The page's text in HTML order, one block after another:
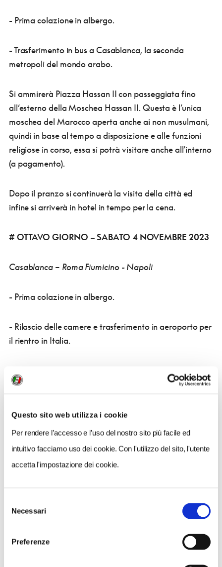
Questo sito web utilizza i cookie
Per rendere l’accesso e l’uso del nostro sito più facile ed
intuitivo facciamo uso dei cookie. Con l'utilizzo del sito, l'utente
accetta l'impostazione dei cookie.
delNecessari
Preferenze
- Prima colazione in albergo.
- Trasferimento in bus a Casablanca, la seconda
metropoli del mondo arabo.
Si ammirerà Piazza Hassan II con passeggiata fino
all’esterno della Moschea Hassan II. Questa è l’unica
moschea del Marocco aperta anche ai non musulmani,
quindi in base al tempo a disposizione e alle funzioni
religiose in corso, essa si potrà visitare anche all’interno
(a pagamento).
Dopo il pranzo si continuerà la visita della città ed
infine si arriverà in hotel in tempo per la cena.
# OTTAVO GIORNO – SABATO 4 NOVEMBRE 2023
Casablanca – Roma Fiumicino - Napoli
- Prima colazione in albergo.
- Rilascio delle camere e trasferimento in aeroporto per
il rientro in Italia.
ore 16.05
- All’arrivo a Roma Fiumicino, trasferimento in bus
privato con destinazione Napoli.
Raduno dei partecipanti a Napoli e trasferimento in
bus privato all’aeroporto di Roma Fiumicino.
Altre informazioni utili: